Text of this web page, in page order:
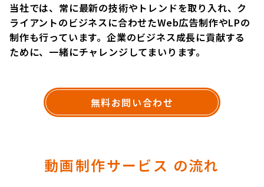
当社では、常に最新の技術やトレンドを取り入れ、ク
ライアントのビジネスに合わせたWeb広告制作やLPの
制作も行っています。企業のビジネス成長に貢献する
ために、一緒にチャレンジしてまいります。
無料お問い合わせ
動画制作サービス の流れ